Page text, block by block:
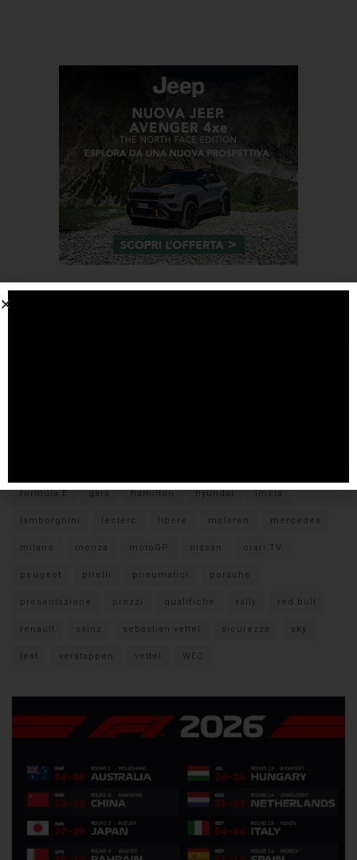
formula E gara hamilton hyundai imola
lamborghini leclerc libere mclaren mercedes
milano monza motoGP nissan orari TV
peugeot pirelli pneumatici porsche
presentazione prezzi qualifiche rally red bull
renault sainz sebastian vettel sicurezza sky
test verstappen vettel WEC